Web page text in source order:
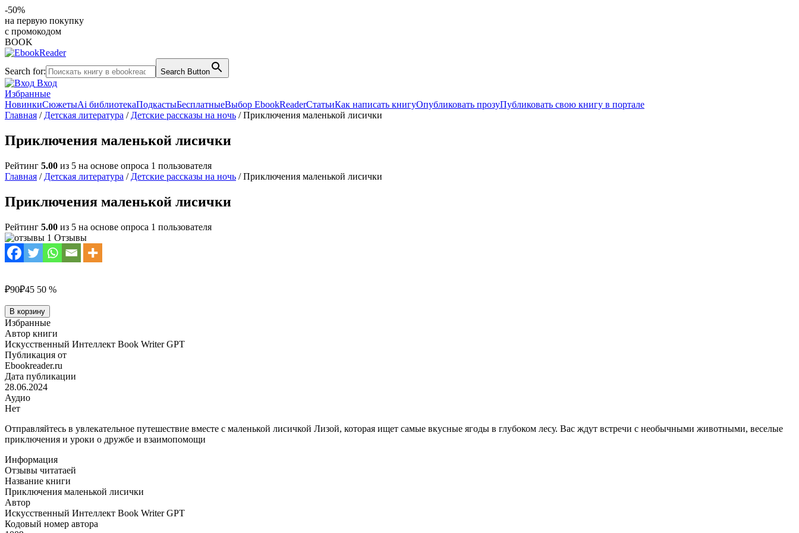
-50%
на первую покупку
с промокодом
BOOK
Search for: Search Button
Вход
Избранные
НовинкиСюжетыAi библиотекаПодкастыБесплатныеВыбор EbookReaderСтатьиКак написать книгуОпубликовать прозуПубликовать свою книгу в портале
Главная / Детская литература / Детские рассказы на ночь / Приключения маленькой лисички
Приключения маленькой лисички
Рейтинг 5.00 из 5 на основе опроса 1 пользователя
Главная / Детская литература / Детские рассказы на ночь / Приключения маленькой лисички
Приключения маленькой лисички
Рейтинг 5.00 из 5 на основе опроса 1 пользователя
1 Отзывы
₽90₽45 50 %
Количество
товара
Приключения
маленькой
лисички
В корзину
Избранные
Автор книги
Искусственный Интеллект Book Writer GPT
Публикация от
Ebookreader.ru
Дата публикации
28.06.2024
Аудио
Нет
Отправляйтесь в увлекательное путешествие вместе с маленькой лисичкой Лизой, которая ищет самые вкусные ягоды в глубоком лесу. Вас ждут встречи с необычными животными, веселые
приключения и уроки о дружбе и взаимопомощи
Информация
Отзывы читатаей
Название книги
Приключения маленькой лисички
Автор
Искусственный Интеллект Book Writer GPT
Кодовый номер автора